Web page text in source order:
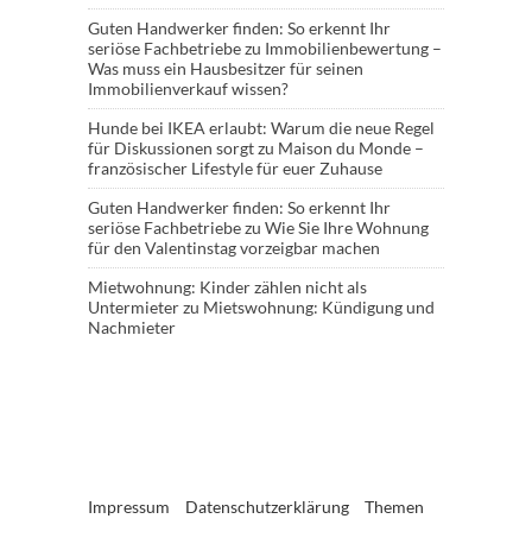
Guten Handwerker finden: So erkennt Ihr
seriöse Fachbetriebezu Immobilienbewertung –
Was muss ein Hausbesitzer für seinen
Immobilienverkauf wissen?
Hunde bei IKEA erlaubt: Warum die neue Regel
für Diskussionen sorgtzu Maison du Monde –
französischer Lifestyle für euer Zuhause
Guten Handwerker finden: So erkennt Ihr
seriöse Fachbetriebezu Wie Sie Ihre Wohnung
für den Valentinstag vorzeigbar machen
Mietwohnung: Kinder zählen nicht als
Untermieterzu Mietswohnung: Kündigung und
Nachmieter
Impressum Datenschutzerklärung Themen